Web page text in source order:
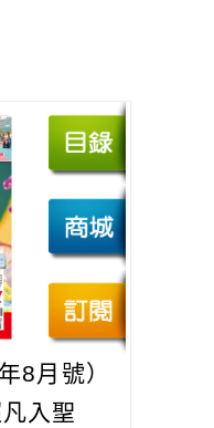
8月號）
入聖